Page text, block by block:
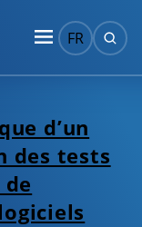
FR
d’un
des tests